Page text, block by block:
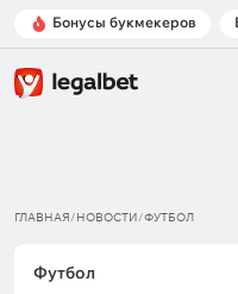
Бонусы букмекеров
ГЛАВНАЯ/НОВОСТИ/ФУТБОЛ
Футбол